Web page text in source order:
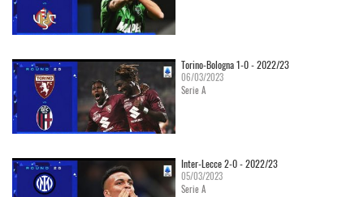
Torino-Bologna 1-0 - 2022/23
06/03/2023
Serie A
Inter-Lecce 2-0 - 2022/23
05/03/2023
Serie A